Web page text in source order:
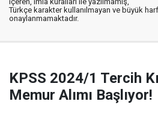
Türkçe karakter kullanılmayan ve büyük
onaylanmamaktadır.
KPSS 2024/1 Tercih
Memur Alımı Başlıyor!